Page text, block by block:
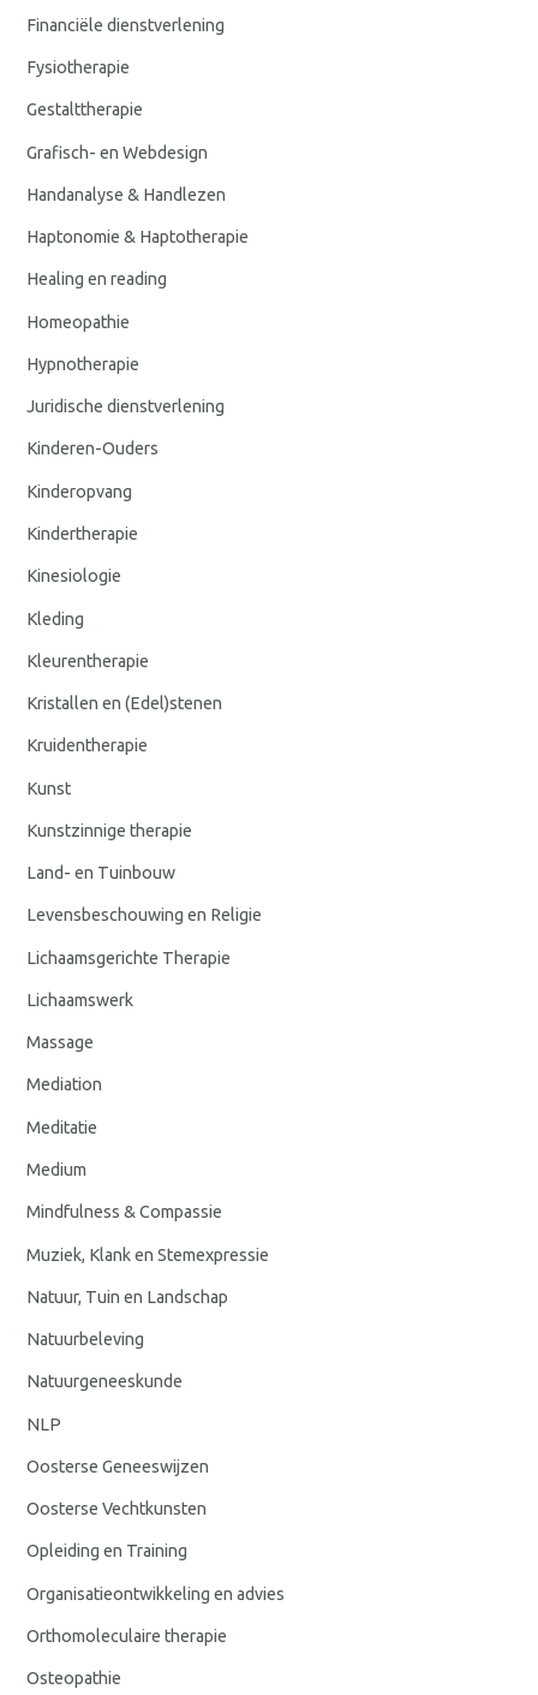
Financiële dienstverlening
Fysiotherapie
Gestalttherapie
Grafisch- en Webdesign
Handanalyse & Handlezen
Haptonomie & Haptotherapie
Healing en reading
Homeopathie
Hypnotherapie
Juridische dienstverlening
Kinderen-Ouders
Kinderopvang
Kindertherapie
Kinesiologie
Kleding
Kleurentherapie
Kristallen en (Edel)stenen
Kruidentherapie
Kunst
Kunstzinnige therapie
Land- en Tuinbouw
Levensbeschouwing en Religie
Lichaamsgerichte Therapie
Lichaamswerk
Massage
Mediation
Meditatie
Medium
Mindfulness & Compassie
Muziek, Klank en Stemexpressie
Natuur, Tuin en Landschap
Natuurbeleving
Natuurgeneeskunde
NLP
Oosterse Geneeswijzen
Oosterse Vechtkunsten
Opleiding en Training
Organisatieontwikkeling en advies
Orthomoleculaire therapie
Osteopathie